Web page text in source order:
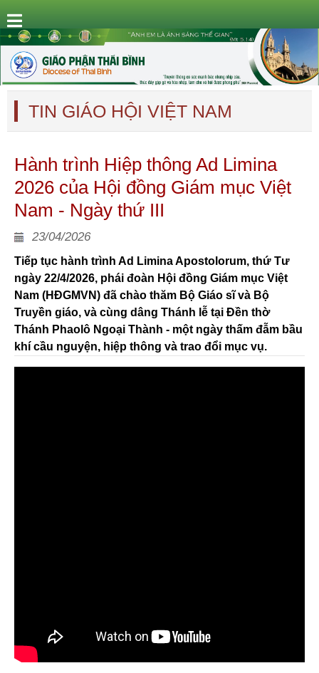
TIN GIÁO HỘI VIỆT NAM
Hành trình Hiệp thông Ad Limina
2026 của Hội đồng Giám mục Việt
Nam - Ngày thứ III
23/04/2026
Tiếp tục hành trình Ad Limina Apostolorum, thứ Tư
ngày 22/4/2026, phái đoàn Hội đồng Giám mục Việt
Nam (HĐGMVN) đã chào thăm Bộ Giáo sĩ và Bộ
Truyền giáo, và cùng dâng Thánh lễ tại Đền thờ
Thánh Phaolô Ngoại Thành - một ngày thấm đẫm bầu
khí cầu nguyện, hiệp thông và trao đổi mục vụ.